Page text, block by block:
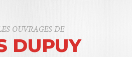
OUVRAGES DE
DUPUY